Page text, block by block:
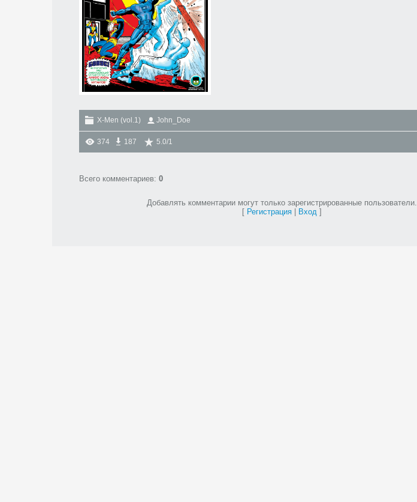
X-Men (vol.1) John_Doe
374 187 5.0/1
Всего комментариев: 0
Добавлять комментарии могут только зарегистрированные пользователи.
[ Регистрация| Вход]